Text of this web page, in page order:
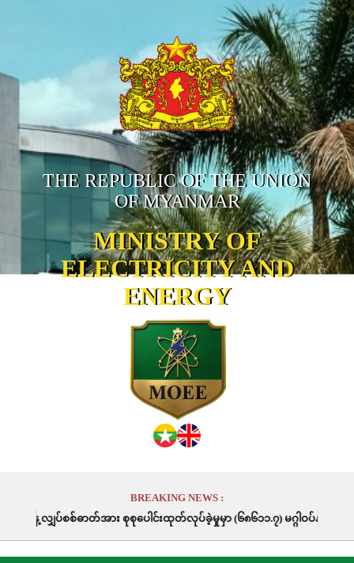
THE REPUBLIC OF THE UNION
OF MYANMAR
MINISTRY OF
ELECTRICITY AND
ENERGY
BREAKING NEWS :
အား စုစုပေါင်းထုတ်လုပ်ခဲ့မှုမှာ (၆၈၆၁၁.၇) မဂ္ဂါဝပ်နာရီဖြစ်ပါသည်။